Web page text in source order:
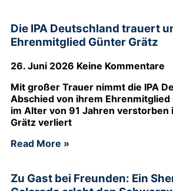
Die IPA Deutschland trauert
Ehrenmitglied Günter Grätz
26. Juni 2026 Keine Kommentare
Mit großer Trauer nimmt die IPA
Abschied von ihrem Ehrenmitglied
im Alter von 91 Jahren verstorben
Grätz verliert
Read More »
Zu Gast bei Freunden: Ein